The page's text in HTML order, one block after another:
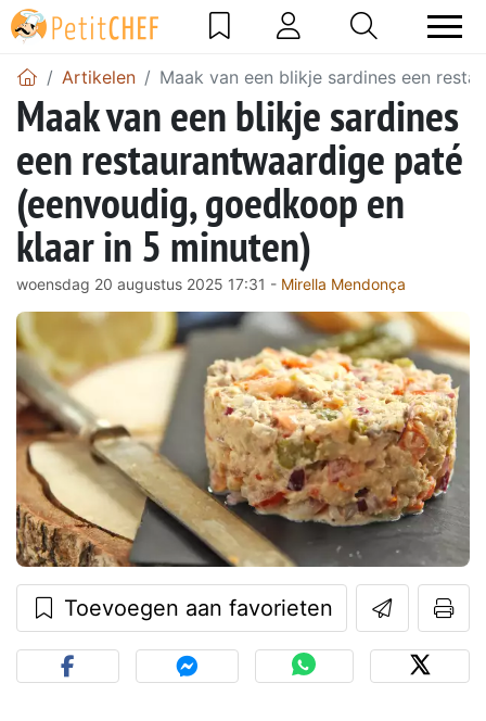
Artikelen Maak van een blikje sardines een
Maak van een blikje sardines
een restaurantwaardige paté
(eenvoudig, goedkoop en
klaar in 5 minuten)
woensdag 20 augustus 2025 17:31 - Mirella Mendonça
Toevoegen aan favorieten